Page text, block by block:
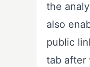
the
also
public
tab after